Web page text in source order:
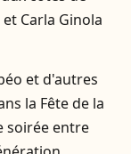
Carla Ginola
et d'autres
la Fête de la
soirée entre